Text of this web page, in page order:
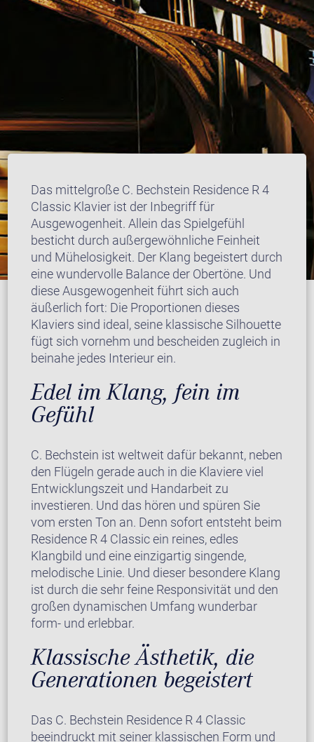
Das mittelgroße C. Bechstein Residence R 4
Classic Klavier ist der Inbegriff für
Ausgewogenheit. Allein das Spielgefühl
besticht durch außergewöhnliche Feinheit
und Mühelosigkeit. Der Klang begeistert durch
eine wundervolle Balance der Obertöne. Und
diese Ausgewogenheit führt sich auch
äußerlich fort: Die Proportionen dieses
Klaviers sind ideal, seine klassische Silhouette
fügt sich vornehm und bescheiden zugleich in
beinahe jedes Interieur ein.
Edel im Klang, fein im
Gefühl
C. Bechstein ist weltweit dafür bekannt, neben
den Flügeln gerade auch in die Klaviere viel
Entwicklungszeit und Handarbeit zu
investieren. Und das hören und spüren Sie
vom ersten Ton an. Denn sofort entsteht beim
Residence R 4 Classic ein reines, edles
Klangbild und eine einzigartig singende,
melodische Linie. Und dieser besondere Klang
ist durch die sehr feine Responsivität und den
großen dynamischen Umfang wunderbar
form- und erlebbar.
Klassische Ästhetik, die
Generationen begeistert
Das C. Bechstein Residence R 4 Classic
beeindruckt mit seiner klassischen Form und